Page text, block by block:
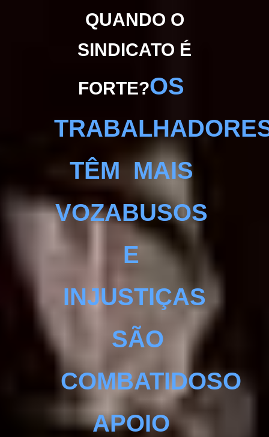
QUANDO O
SINDICATO É
FORTE?OS
TÊM MAIS
VOZABUSOS
E
INJUSTIÇAS
SÃO
COMBATIDOSO
APOIO